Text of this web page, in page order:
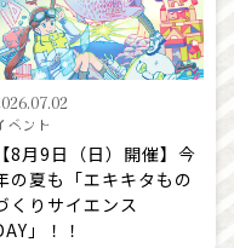
ベント
【8月9日（日）開催】今
の夏も「エキキタもの
くりサイエンス
」！！